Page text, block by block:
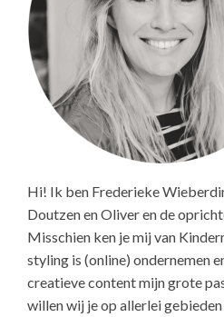
Hi! Ik ben Frederieke
Doutzen en Oliver en de
Misschien ken je mij van
styling is (online) ondernemen
creatieve content mijn grote
willen wij je op allerlei